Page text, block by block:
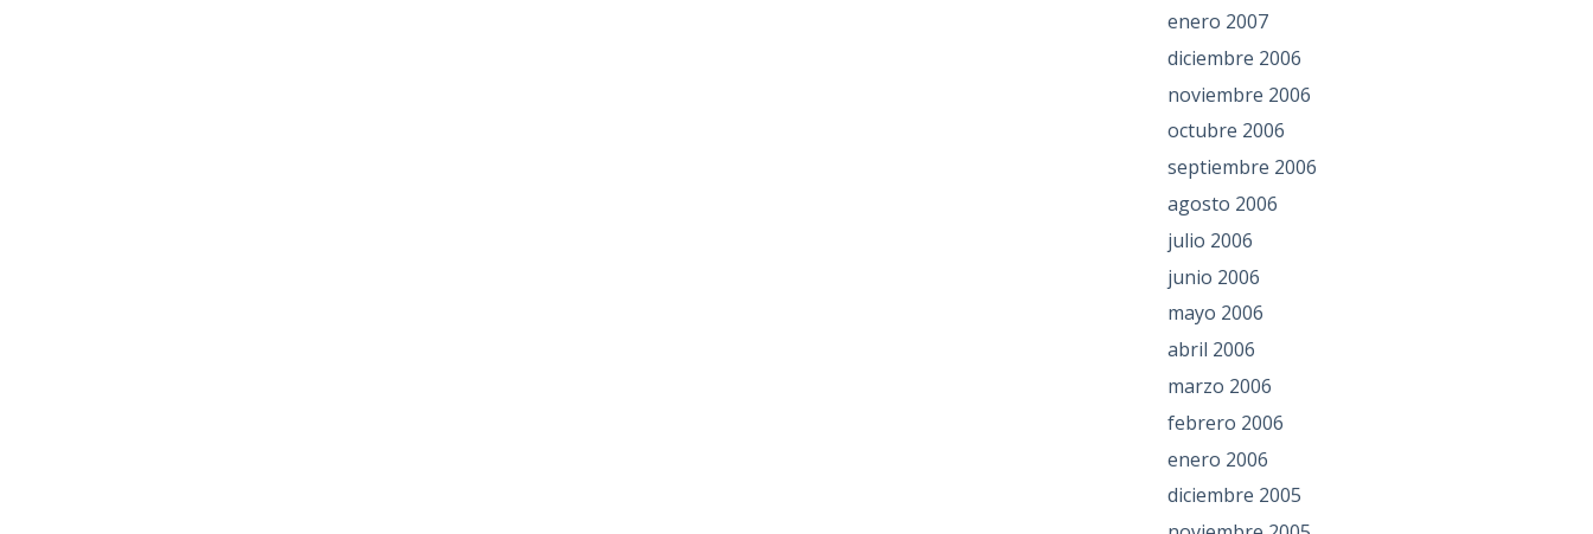
enero 2007
diciembre 2006
noviembre 2006
octubre 2006
septiembre 2006
agosto 2006
julio 2006
junio 2006
mayo 2006
abril 2006
marzo 2006
febrero 2006
enero 2006
diciembre 2005